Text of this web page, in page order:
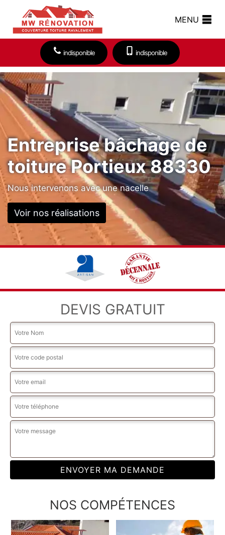
MENU
indisponible indisponible
Entreprise bâchage de
toiture Portieux 88330
Nous intervenons avec une nacelle
Voir nos réalisations
DEVIS GRATUIT
NOS COMPÉTENCES